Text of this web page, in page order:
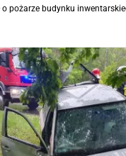
o pożarze budynku